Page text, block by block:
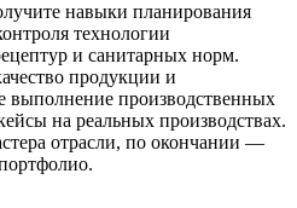
навыки планирования
технологии
и санитарных норм.
продукции и
выполнение производственных
на реальных производствах.
отрасли, по окончании —